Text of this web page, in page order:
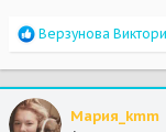
R
a
c
t
i
Верзунова
Мария_kmm